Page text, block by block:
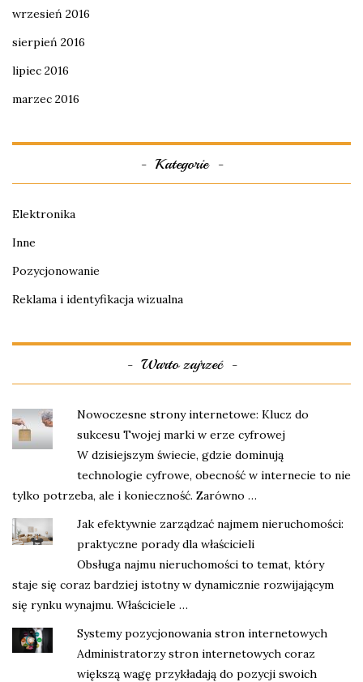
wrzesień 2016
sierpień 2016
lipiec 2016
marzec 2016
Kategorie
Elektronika
Inne
Pozycjonowanie
Reklama i identyfikacja wizualna
Warto zajrzeć
Nowoczesne strony internetowe: Klucz do
sukcesu Twojej marki w erze cyfrowej
W dzisiejszym świecie, gdzie dominują
technologie cyfrowe, obecność w internecie to nie
tylko potrzeba, ale i konieczność. Zarówno …
Jak efektywnie zarządzać najmem nieruchomości:
praktyczne porady dla właścicieli
Obsługa najmu nieruchomości to temat, który
staje się coraz bardziej istotny w dynamicznie rozwijającym
się rynku wynajmu. Właściciele …
Systemy pozycjonowania stron internetowych
Administratorzy stron internetowych coraz
większą wagę przykładają do pozycji swoich